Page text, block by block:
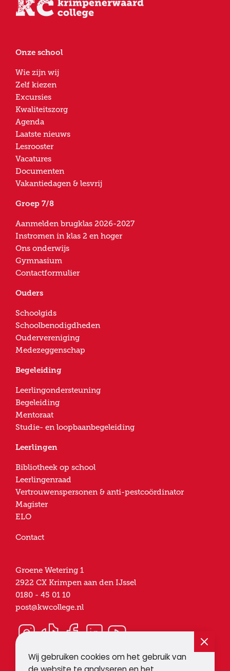
Wij gebruiken cookies om het gebruik van
Onze school
Wie zijn wij
Zelf kiezen
Excursies
Kwaliteitszorg
Agenda
Laatste nieuws
Lesrooster
Vacatures
Documenten
Vakantiedagen & lesvrij
Groep 7/8
Aanmelden brugklas 2026-2027
Instromen in klas 2 en hoger
Ons onderwijs
Gymnasium
Contactformulier
Ouders
Schoolgids
Schoolbenodigdheden
Oudervereniging
Medezeggenschap
Begeleiding
Leerlingondersteuning
Begeleiding
Mentoraat
Studie- en loopbaanbegeleiding
Leerlingen
Bibliotheek op school
Leerlingenraad
Vertrouwenspersonen & anti-pestcoördinator
Magister
ELO
Contact
Groene Wetering 1
2922 CX Krimpen aan den IJssel
0180 - 45 01 10
post@kwcollege.nl